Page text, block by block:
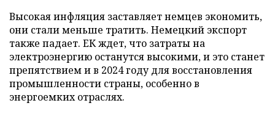
Высокая инфляция заставляет немцев экономить,
они стали меньше тратить. Немецкий экспорт
также падает. ЕК ждет, что затраты на
электроэнергию останутся высокими, и это станет
препятствием и в 2024 году для восстановления
промышленности страны, особенно в
энергоемких отраслях.